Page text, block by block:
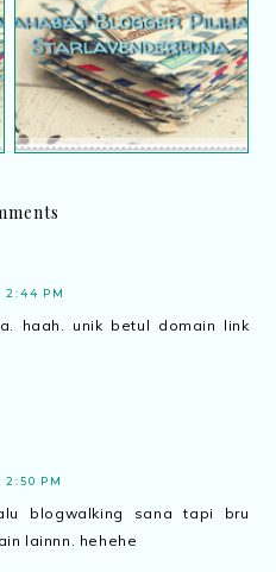
Sahabat blogger pilihan
Starlavenderluna : Cik
Nor
2:44 PM
haah. unik betul domain link
2:50 PM
blogwalking sana tapi bru
lainnn. hehehe